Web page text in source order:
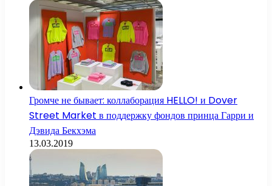
Громче не бывает: коллаборация HELLO! и Dover
Street Market в поддержку фондов принца Гарри и
Дэвида Бекхэма
13.03.2019